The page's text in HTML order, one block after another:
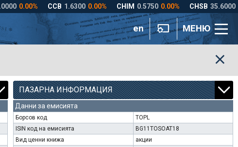
en МЕНЮ
ПАЗАРНА ИНФОРМАЦИЯ
Данни за емисията
Борсов код
TOPL
ISIN код на емисията
BG11TOSOAT18
Вид ценни книжа
акции